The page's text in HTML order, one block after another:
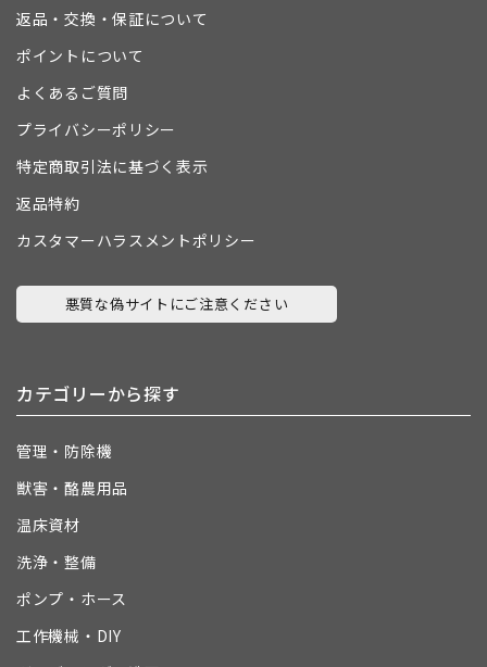
返品・交換・保証について
ポイントについて
よくあるご質問
プライバシーポリシー
特定商取引法に基づく表示
返品特約
カスタマーハラスメントポリシー
悪質な偽サイトにご注意ください
カテゴリーから探す
管理・防除機
獣害・酪農用品
温床資材
洗浄・整備
ポンプ・ホース
工作機械・DIY